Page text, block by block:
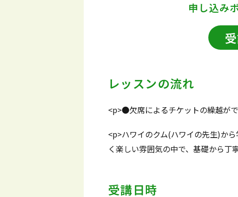
申し込み
レッスンの流れ
<p>●欠席によるチケットの繰越が
<p>ハワイのクム(ハワイの先生)か
く楽しい雰囲気の中で、基礎から丁
受講日時